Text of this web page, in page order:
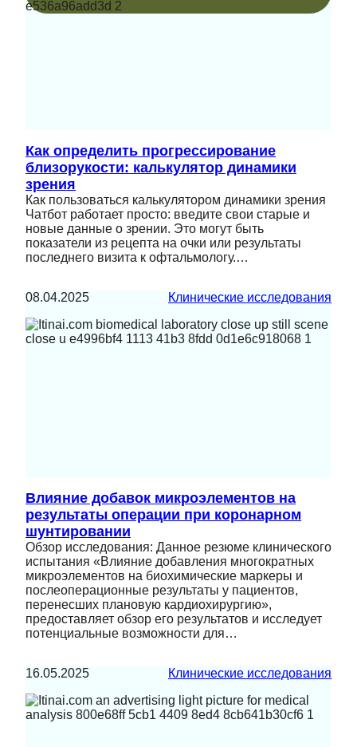
Как определить прогрессирование
близорукости: калькулятор динамики
зрения
Как пользоваться калькулятором динамики зрения
Чатбот работает просто: введите свои старые и
новые данные о зрении. Это могут быть
показатели из рецепта на очки или результаты
последнего визита к офтальмологу.…
08.04.2025 Клинические исследования
Влияние добавок микроэлементов на
результаты операции при коронарном
шунтировании
Обзор исследования: Данное резюме клинического
испытания «Влияние добавления многократных
микроэлементов на биохимические маркеры и
послеоперационные результаты у пациентов,
перенесших плановую кардиохирургию»,
предоставляет обзор его результатов и исследует
потенциальные возможности для…
16.05.2025 Клинические исследования